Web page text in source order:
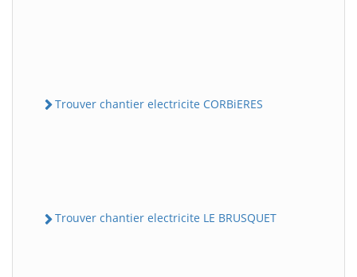
Trouver chantier electricite CORBiERES
Trouver chantier electricite LE BRUSQUET